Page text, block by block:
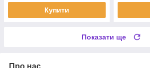
Купити
Показати ще
Про нас